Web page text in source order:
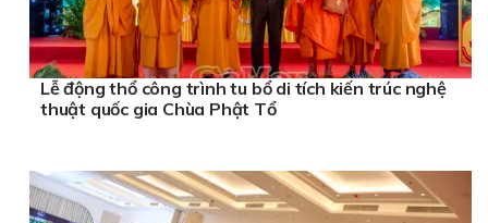
Lễ động thổ công trình tu bổ di tích kiến trúc nghệ
thuật quốc gia Chùa Phật Tổ